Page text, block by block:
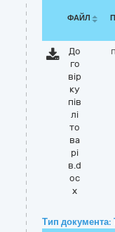
ФАЙЛ
До
го
вір
ку
пів
лі
то
ва
рі
в.d
oc
x
Тип документа: